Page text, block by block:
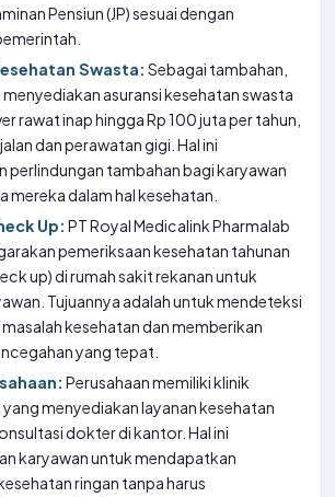
Pensiun (JP) sesuai dengan
Swasta: Sebagai tambahan,
asuransi kesehatan swasta
rawat inap hingga Rp 100 juta per tahun,
dan perawatan gigi. Hal ini
perlindungan tambahan bagi karyawan
mereka dalam hal kesehatan.
Up: PT Royal Medicalink Pharmalab
pemeriksaan kesehatan tahunan
up) di rumah sakit rekanan untuk
Tujuannya adalah untuk mendeteksi
kesehatan dan memberikan
yang tepat.
Perusahaan memiliki klinik
menyediakan layanan kesehatan
dokter di kantor. Hal ini
karyawan untuk mendapatkan
ringan tanpa harus